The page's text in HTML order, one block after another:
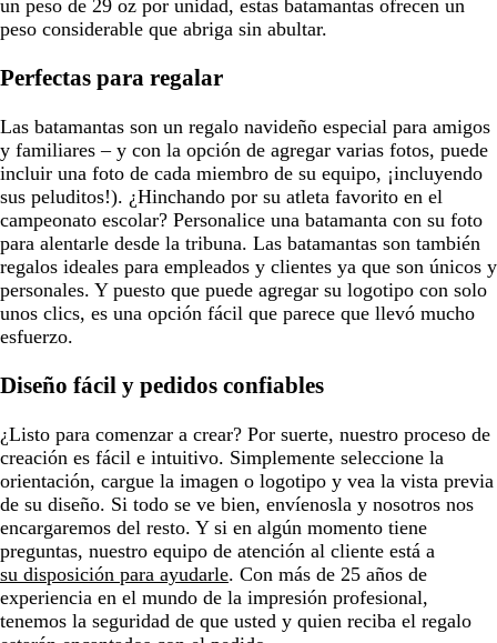
un peso de 29 oz por unidad, estas batamantas ofrecen un
peso considerable que abriga sin abultar.
Perfectas para regalar
Las batamantas son un regalo navideño especial para amigos
y familiares – y con la opción de agregar varias fotos, puede
incluir una foto de cada miembro de su equipo, ¡incluyendo
sus peluditos!). ¿Hinchando por su atleta favorito en el
campeonato escolar? Personalice una batamanta con su foto
para alentarle desde la tribuna. Las batamantas son también
regalos ideales para empleados y clientes ya que son únicos y
personales. Y puesto que puede agregar su logotipo con solo
unos clics, es una opción fácil que parece que llevó mucho
esfuerzo.
Diseño fácil y pedidos confiables
¿Listo para comenzar a crear? Por suerte, nuestro proceso de
creación es fácil e intuitivo. Simplemente seleccione la
orientación, cargue la imagen o logotipo y vea la vista previa
de su diseño. Si todo se ve bien, envíenosla y nosotros nos
encargaremos del resto. Y si en algún momento tiene
preguntas, nuestro equipo de atención al cliente está a
su disposición para ayudarle. Con más de 25 años de
experiencia en el mundo de la impresión profesional,
tenemos la seguridad de que usted y quien reciba el regalo